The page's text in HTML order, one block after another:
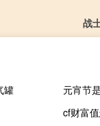
战
罐
元宵节
cf财富